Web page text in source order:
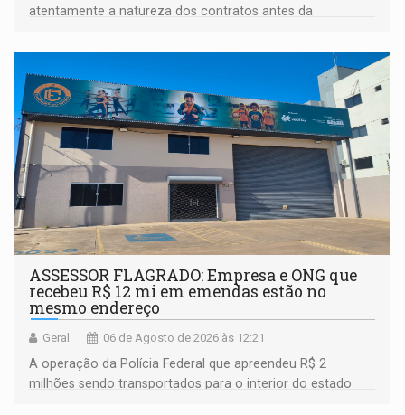
atentamente a natureza dos contratos antes da
ASSESSOR FLAGRADO: Empresa e ONG que
recebeu R$ 12 mi em emendas estão no
mesmo endereço
Geral 06 de Agosto de 2026 às 12:21
A operação da Polícia Federal que apreendeu R$ 2
milhões sendo transportados para o interior do estado